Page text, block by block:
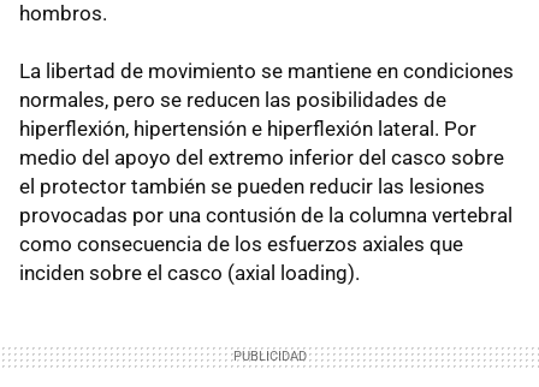
hombros.
La libertad de movimiento se mantiene en condiciones
normales, pero se reducen las posibilidades de
hiperflexión, hipertensión e hiperflexión lateral. Por
medio del apoyo del extremo inferior del casco sobre
el protector también se pueden reducir las lesiones
provocadas por una contusión de la columna vertebral
como consecuencia de los esfuerzos axiales que
inciden sobre el casco (axial loading).